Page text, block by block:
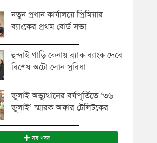
নতুন প্রধান কার্যালয়ে প্রিমিয়ার
ব্যাংকের প্রথম বোর্ড সভা
হুন্দাই গাড়ি কেনায় ব্র্যাক ব্যাংক দেবে
বিশেষ অটো লোন সুবিধা
জুলাই অভ্যুত্থানের বর্ষপূর্তিতে ‘৩৬
জুলাই’ স্মারক অফার টেলিটকের
সব খবর